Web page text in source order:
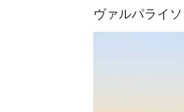
ヴァルパライソ